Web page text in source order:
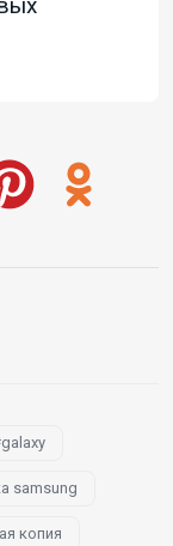
galaxy
samsung
копия